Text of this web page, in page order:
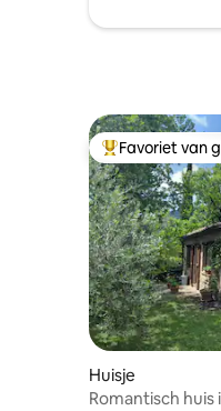
zwembad en bad.
Topfavoriet
Favoriet van
Huisje
Romantisch huis